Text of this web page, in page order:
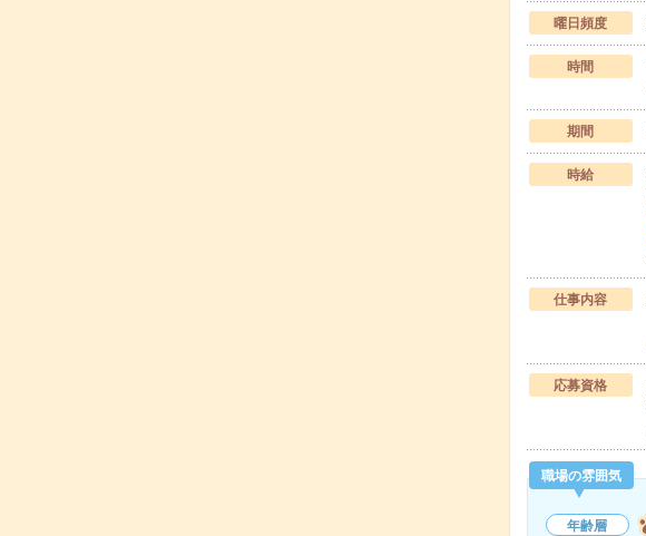
曜日頻度
時間
期間
時給
仕事内容
応募資格
職場の雰囲気
年齢層